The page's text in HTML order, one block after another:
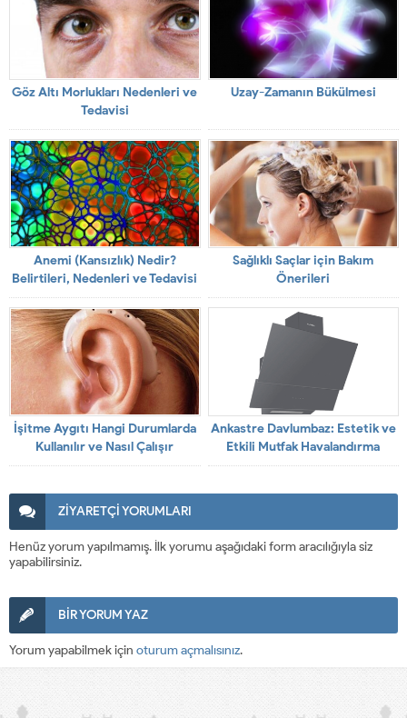
Göz Altı Morlukları Nedenleri ve
Tedavisi
Uzay-Zamanın Bükülmesi
Anemi (Kansızlık) Nedir?
Belirtileri, Nedenleri ve Tedavisi
Sağlıklı Saçlar için Bakım
Önerileri
İşitme Aygıtı Hangi Durumlarda
Kullanılır ve Nasıl Çalışır
Ankastre Davlumbaz: Estetik ve
Etkili Mutfak Havalandırma
Çözümü
ZİYARETÇİ YORUMLARI
Henüz yorum yapılmamış. İlk yorumu aşağıdaki form aracılığıyla siz
yapabilirsiniz.
BİR YORUM YAZ
Yorum yapabilmek için oturum açmalısınız.